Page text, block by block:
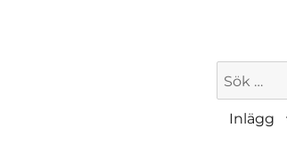
Sök
efter:
Inlägg